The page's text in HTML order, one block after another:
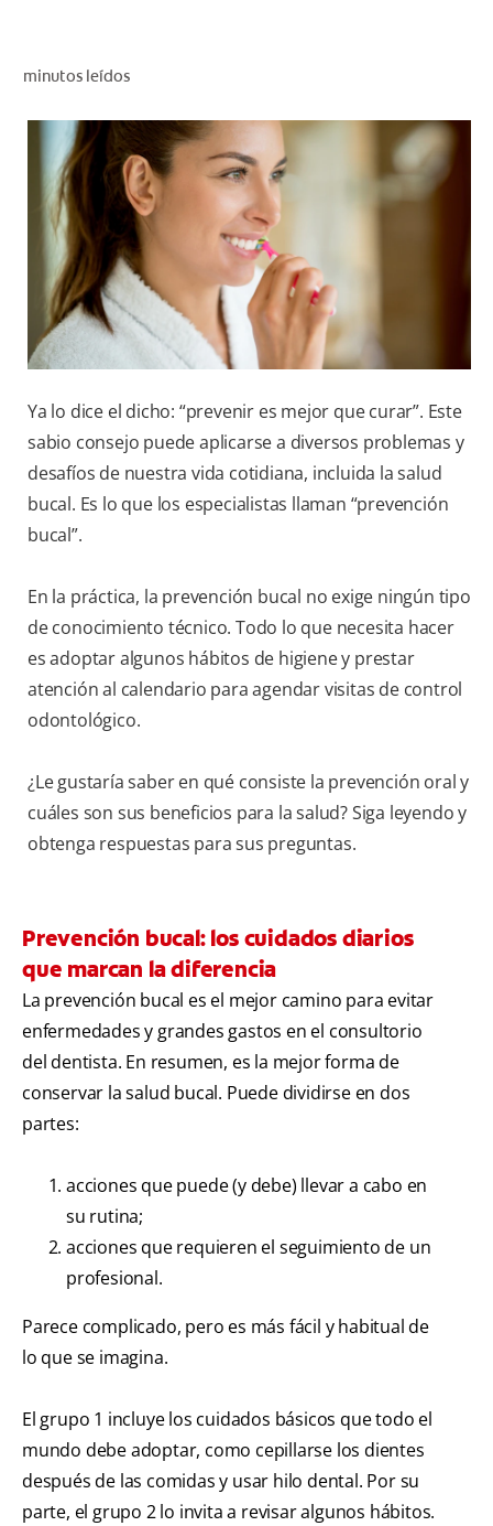
PROMOCIONES
PA (ES)
minutos leídos
Ya lo dice el dicho: “prevenir es mejor que curar”. Este
sabio consejo puede aplicarse a diversos problemas y
desafíos de nuestra vida cotidiana, incluida la salud
bucal. Es lo que los especialistas llaman “prevención
bucal”.
En la práctica, la prevención bucal no exige ningún tipo
de conocimiento técnico. Todo lo que necesita hacer
es adoptar algunos hábitos de higiene y prestar
atención al calendario para agendar visitas de control
odontológico.
¿Le gustaría saber en qué consiste la prevención oral y
cuáles son sus beneficios para la salud? Siga leyendo y
obtenga respuestas para sus preguntas.
Prevención bucal: los cuidados diarios
que marcan la diferencia
La prevención bucal es el mejor camino para evitar
enfermedades y grandes gastos en el consultorio
del dentista. En resumen, es la mejor forma de
conservar la salud bucal. Puede dividirse en dos
partes:
acciones que puede (y debe) llevar a cabo en
su rutina;
acciones que requieren el seguimiento de un
profesional.
Parece complicado, pero es más fácil y habitual de
lo que se imagina.
El grupo 1 incluye los cuidados básicos que todo el
mundo debe adoptar, como cepillarse los dientes
después de las comidas y usar hilo dental. Por su
parte, el grupo 2 lo invita a revisar algunos hábitos.